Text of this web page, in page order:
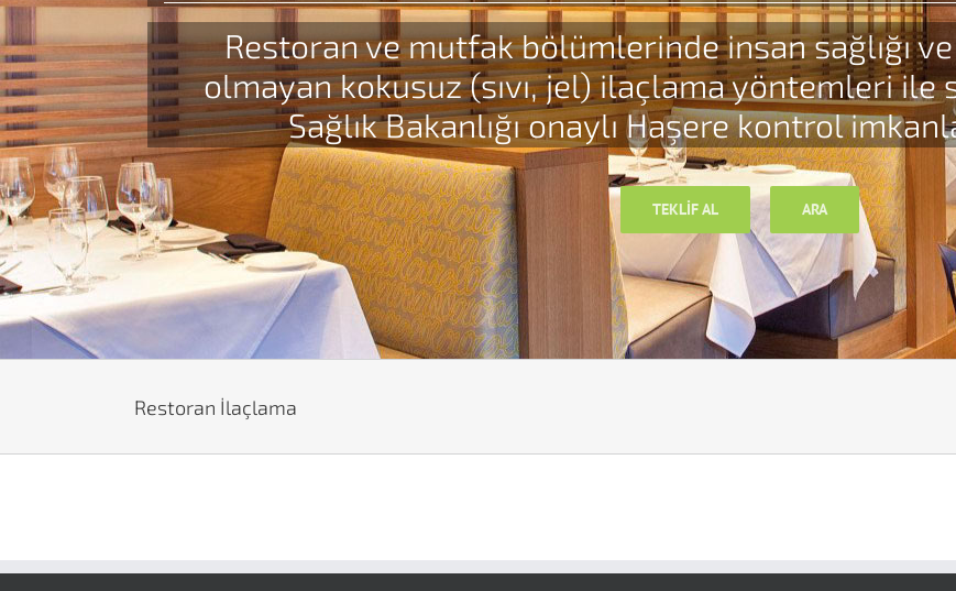
Restoran ve mutfak bölümlerinde insan sağlığı ve
olmayan kokusuz (sıvı, jel) ilaçlama yöntemleri
Sağlık Bakanlığı onaylı Haşere kontrol
TEKLIF AL ARA
Restoran İlaçlama